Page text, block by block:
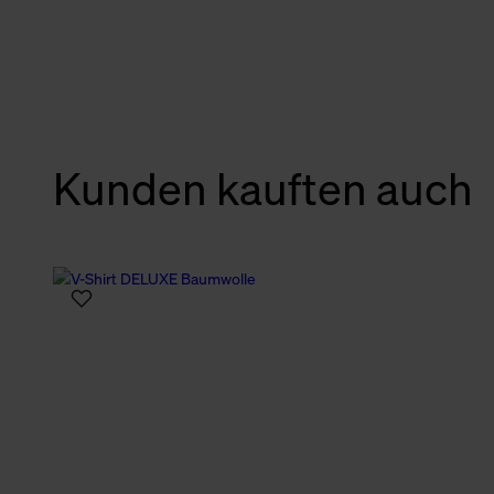
Kunden kauften auch